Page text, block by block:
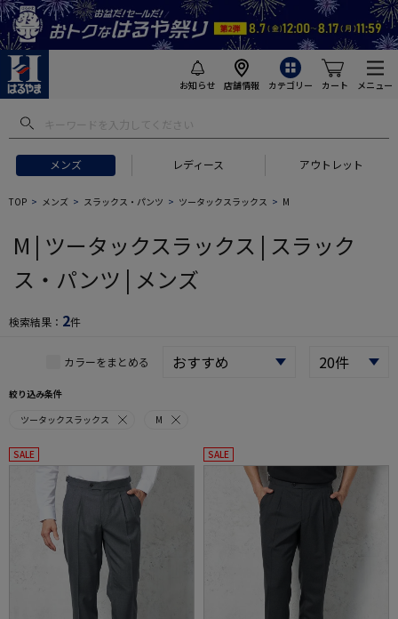
お知らせ 店舗情報 カテゴリー カート メニュー
メンズ レディース アウトレット
フトにおすすめ #セットアップ スーツ
TOP メンズ スラックス・パンツ ツータックスラックス M
M | ツータックスラックス | スラック
ス・パンツ | メンズ
検索結果： 2件
カラーをまとめる
絞り込み条件
ツータックスラックス
M
SALE SALE